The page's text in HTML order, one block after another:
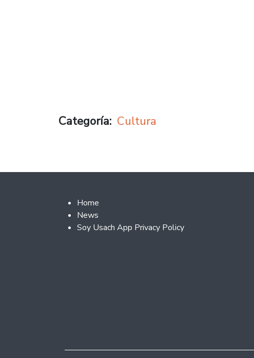
Categoría Cultura
Footer 2
Home
News
Soy Usach App Privacy Policy